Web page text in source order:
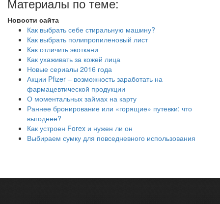
Новости сайта
Как выбрать себе стиральную машину?
Как выбрать полипропиленовый лист
Как отличить экоткани
Как ухаживать за кожей лица
Новые сериалы 2016 года
Акции Pfizer – возможность заработать на
фармацевтической продукции
О моментальных займах на карту
Раннее бронирование или «горящие» путевки: что
выгоднее?
Как устроен Forex и нужен ли он
Выбираем сумку для повседневного использования